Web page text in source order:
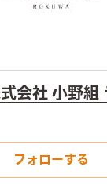
会社 小野組
フォローする